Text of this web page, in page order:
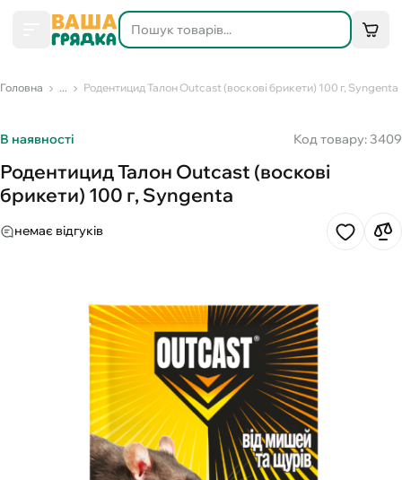
Головна ... Родентицид Талон Outcast (воскові брикети) 100 г, Syngenta
В наявності Код товару: 3409
Родентицид Талон Outcast (воскові
брикети) 100 г, Syngenta
немає відгуків